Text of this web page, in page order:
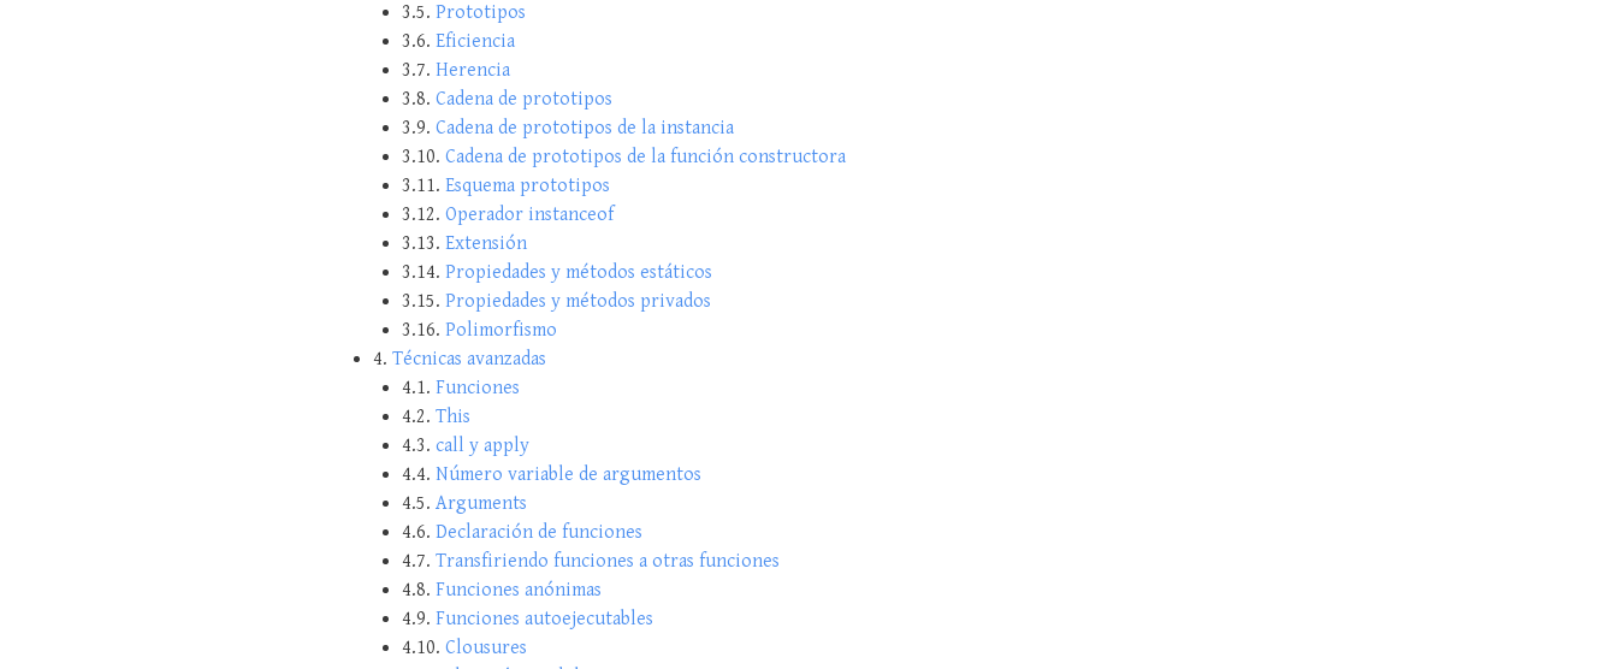
3.5. Prototipos
3.6. Eficiencia
3.7. Herencia
3.8. Cadena de prototipos
3.9. Cadena de prototipos de la instancia
3.10. Cadena de prototipos de la función constructora
3.11. Esquema prototipos
3.12. Operador instanceof
3.13. Extensión
3.14. Propiedades y métodos estáticos
3.15. Propiedades y métodos privados
3.16. Polimorfismo
4. Técnicas avanzadas
4.1. Funciones
4.2. This
4.3. call y apply
4.4. Número variable de argumentos
4.5. Arguments
4.6. Declaración de funciones
4.7. Transfiriendo funciones a otras funciones
4.8. Funciones anónimas
4.9. Funciones autoejecutables
4.10. Clousures